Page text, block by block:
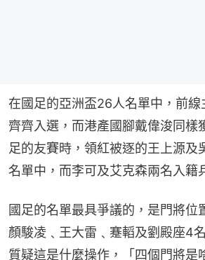
在國足的亞洲盃26人名單中，前線
齊齊入選，而港產國腳戴偉浚同樣
足的友賽時，領紅被逐的王上源及
名單中，而李可及艾克森兩名入籍
國足的名單最具爭議的，是門將位
顏駿凌﹑王大雷﹑蹇轁及劉殿座4
質疑這是什麼操作，「四個門將是